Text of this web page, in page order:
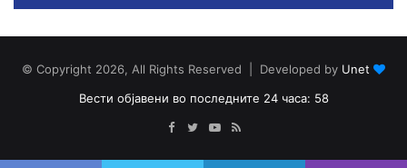
© Copyright 2026, All Rights Reserved | Developed by Unet
Вести објавени во последните 24 часа: 58
Facebook
TwitterYouTube
RSS